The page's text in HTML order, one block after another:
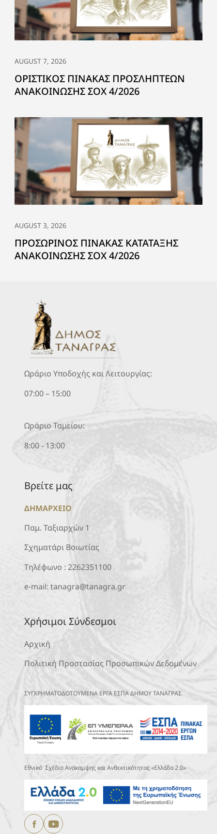
AUGUST 7, 2026
ΟΡΙΣΤΙΚΟΣ ΠΙΝΑΚΑΣ ΠΡΟΣΛΗΠΤΕΩΝ
ΑΝΑΚΟΙΝΩΣΗΣ ΣΟΧ 4/2026
AUGUST 3, 2026
ΠΡΟΣΩΡΙΝΟΣ ΠΙΝΑΚΑΣ ΚΑΤΑΤΑΞΗΣ
ΑΝΑΚΟΙΝΩΣΗΣ ΣΟΧ 4/2026
Ωράριο Υποδοχής και Λειτουργίας:
07:00 – 15:00
Ωράριο Ταμείου:
8:00 - 13:00
Βρείτε μας
ΔΗΜΑΡΧΕΙΟ
Παμ. Ταξιαρχών 1
Σχηματάρι Βοιωτίας
Τηλέφωνο : 2262351100
e-mail: tanagra@tanagra.gr
Χρήσιμοι Σύνδεσμοι
Αρχική
Πολιτική Προστασίας Προσωπικών Δεδομένων
ΣΥΓΧΡΗΜΑΤΟΔΟΤΟΥΜΕΝΑ ΕΡΓΑ ΕΣΠΑ ΔΗΜΟΥ ΤΑΝΑΓΡΑΣ
Εθνικό Σχέδιο Ανάκαμψης και Ανθεκτικότητας «Ελλάδα 2.0»